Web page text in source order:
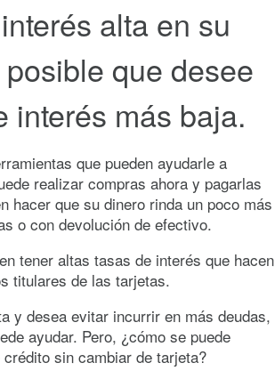
alta en su
que desee
interés más baja.
que pueden ayudarle a
realizar compras ahora y pagarlas
hacer que su dinero rinda un poco más
o con devolución de efectivo.
tener altas tasas de interés que hacen
titulares de las tarjetas.
y desea evitar incurrir en más deudas,
ayudar. Pero, ¿cómo se puede
sin cambiar de tarjeta?